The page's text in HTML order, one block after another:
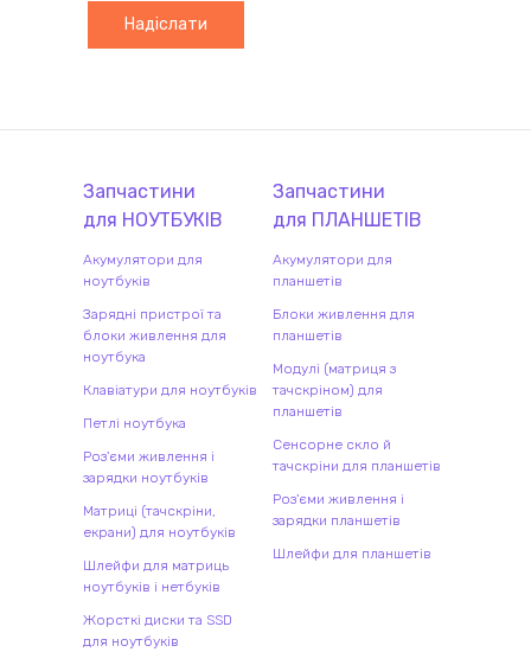
Запчастини
для НОУТБУКІВ
Акумулятори для
ноутбуків
Зарядні пристрої та
блоки живлення для
ноутбука
Клавіатури для ноутбуків
Петлі ноутбука
Роз'єми живлення і
зарядки ноутбуків
Матриці (тачскріни,
екрани) для ноутбуків
Шлейфи для матриць
ноутбуків і нетбуків
Жорсткі диски та SSD
для ноутбуків
Запчастини
для ПЛАНШЕТІВ
Акумулятори для
планшетів
Блоки живлення для
планшетів
Модулі (матриця з
тачскріном) для
планшетів
Сенсорне скло й
тачскріни для планшетів
Роз'єми живлення і
зарядки планшетів
Шлейфи для планшетів